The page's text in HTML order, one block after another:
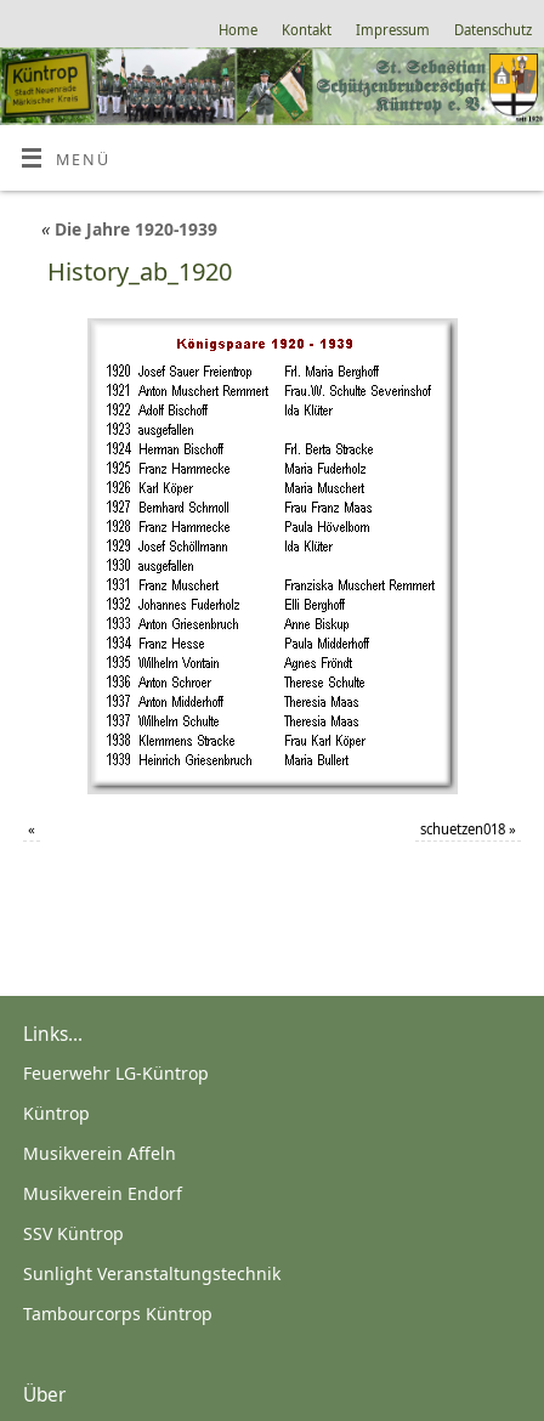
Home Kontakt Impressum Datenschutz
MENÜ
«Die Jahre 1920-1939
History_ab_1920
« schuetzen018 »
Links...
Feuerwehr LG-Küntrop
Küntrop
Musikverein Affeln
Musikverein Endorf
SSV Küntrop
Sunlight Veranstaltungstechnik
Tambourcorps Küntrop
Über